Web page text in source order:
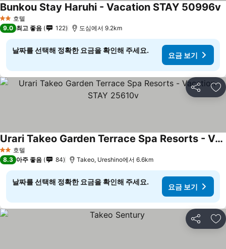
2 성급호텔
Bunkou Stay Haruhi - Vacation STAY 50996v
9.0 최고 좋음 122 도심에서 9.2km
날짜를 선택해 정확한 요금을 확인해 주세요.
요금 보기
공유 즐
2 성급호텔
Urari Takeo Garden Terrace Spa Resorts - Vacation STAY 25610v
8.3 아주 좋음 84 Takeo, Ureshino에서 6.6km
날짜를 선택해 정확한 요금을 확인해 주세요.
요금 보기
공유 즐